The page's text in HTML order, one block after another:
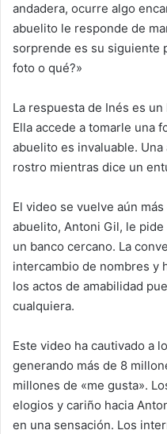
andadera, ocurre algo
abuelito le responde de
sorprende es su siguiente
foto o qué?»
La respuesta de Inés es
Ella accede a tomarle una
abuelito es invaluable.
rostro mientras dice un
El video se vuelve aún
abuelito, Antoni Gil, le
un banco cercano. La
intercambio de nombres y
los actos de amabilidad
cualquiera.
Este video ha cautivado a
generando más de 8
millones de «me gusta».
elogios y cariño hacia
en una sensación. Los